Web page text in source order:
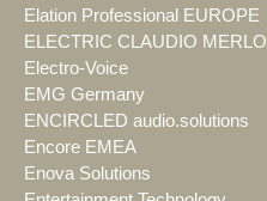
Elation Professional EUROPE
ELECTRIC CLAUDIO MERLO
Electro-Voice
EMG Germany
ENCIRCLED audio.solutions
Encore EMEA
Enova Solutions